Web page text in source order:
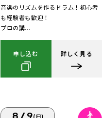
音楽のリズムを作るドラム！初心者
も経験者も歓迎！
プロの講...
申し込む 詳しく見る
8/9(日)